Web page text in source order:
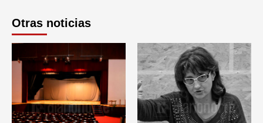
Otras noticias